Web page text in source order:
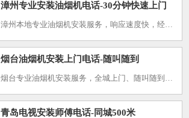
漳州专业安装油烟机电话-30分钟快速上门
漳州本地专业油烟机安装服务，响应速度快，经验丰富，30分钟即可快速上门。专注各类家用油烟机安装施工，工艺规范、收费透明，解决市民厨房排烟安装难题，服务热线：400-800-3488。 油烟机安装
烟台油烟机安装上门电话-随叫随到
烟台专业油烟机安装服务，全城上门、随叫随到，拥有多年厨房家电安装经验，团队技术娴熟，适配各类家用、商用油烟机安装，快速响应市民安装需求，高效解决厨房烟机安装难题，安装咨询电话：400-800-3488
青岛电视安装师傅电话-同城500米